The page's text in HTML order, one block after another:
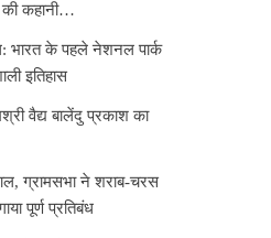
की कहानी…
भारत के पहले नेशनल पार्क
इतिहास
वैद्य बालेंदु प्रकाश का
ग्रामसभा ने शराब-चरस
पूर्ण प्रतिबंध